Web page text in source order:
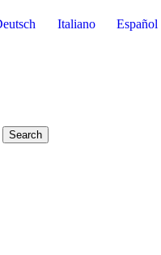
Italiano Español